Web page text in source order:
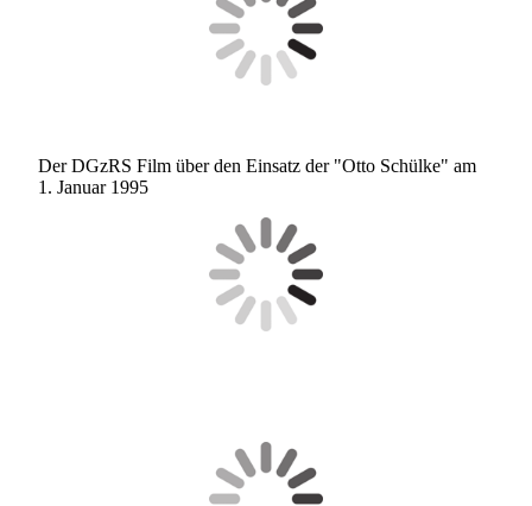
Der DGzRS Film über den Einsatz der "Otto Schülke" am
1. Januar 1995